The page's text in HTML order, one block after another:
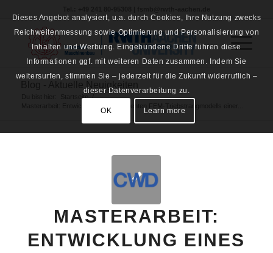
Startseite /
MASTERARBEIT:
ENTWICKLUNG EINES
Dieses Angebot analysiert, u.a. durch Cookies, Ihre Nutzung zwecks
Reichweitenmessung sowie Optimierung und Personalisierung von
Inhalten und Werbung. Eingebundene Dritte führen diese
Informationen ggf. mit weiteren Daten zusammen. Indem Sie
weitersurfen, stimmen Sie – jederzeit für die Zukunft widerruflich –
dieser Datenverarbeitung zu.
OK Learn more